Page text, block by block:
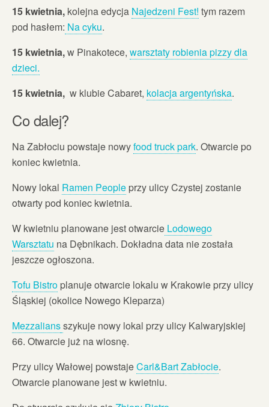
15 kwietnia, kolejna edycja Najedzeni Fest! tym razem
pod hasłem: Na cyku.
15 kwietnia,w Pinakotece, warsztaty robienia pizzy dla
dzieci.
15 kwietnia, w klubie Cabaret, kolacja argentyńska.
Co dalej?
Na Zabłociu powstaje nowyfood truck park. Otwarcie po
koniec kwietnia.
Nowy lokal Ramen People przy ulicy Czystej zostanie
otwarty pod koniec kwietnia.
W kwietniu planowane jest otwarcie Lodowego
Warsztatu na Dębnikach. Dokładna data nie została
jeszcze ogłoszona.
Tofu Bistro planuje otwarcie lokalu w Krakowie przy ulicy
Śląskiej (okolice Nowego Kleparza)
Mezzaliansszykuje nowy lokal przy ulicy Kalwaryjskiej
66. Otwarcie już na wiosnę.
Przy ulicy Wałowej powstajeCarl&Bart Zabłocie.
Otwarcie planowane jest w kwietniu.